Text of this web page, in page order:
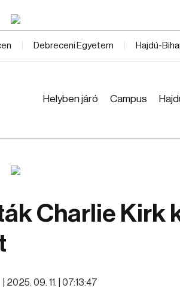
Debreceni Egyetem Hajdú-
Helyben járó Campus
Charlie Kirk
2025. 09. 11. | 07:13:47